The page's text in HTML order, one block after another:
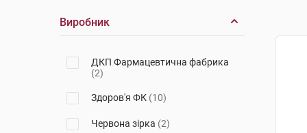
Виробник
ДКП Фармацевтична фабрика
(2)
Здоров'я ФК (10)
Червона зірка (2)